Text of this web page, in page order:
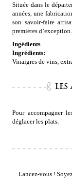
Située dans le
années, une
son savoir-faire
premières d’exception.
Ingédients
Ingrédients:
Vinaigres de vins,
LES
Pour accompagner
déglacer les plats.
Lancez-vous !